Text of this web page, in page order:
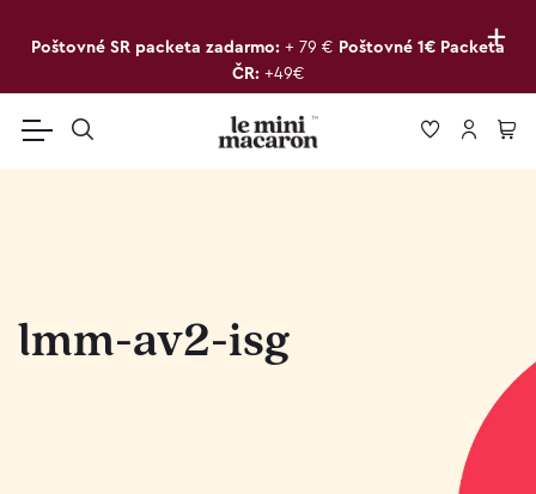
+
Poštovné SR packeta zadarmo: + 79 € Poštovné 1€ Packeta
ČR: +49€
lmm-av2-isg